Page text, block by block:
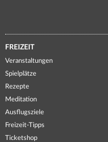
FREIZEIT
Veranstaltungen
Spielplätze
Rezepte
Meditation
Ausflugsziele
Freizeit-Tipps
Ticketshop